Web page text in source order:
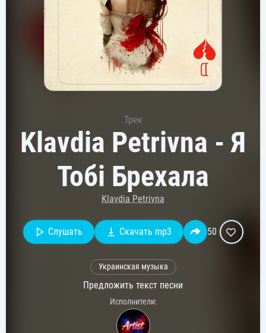
Трек
Klavdia Petrivna - Я
Тобі Брехала
Klavdia Petrivna
Слушать Скачать mp3 50
Украинская музыка
Предложить текст песни
Исполнители: